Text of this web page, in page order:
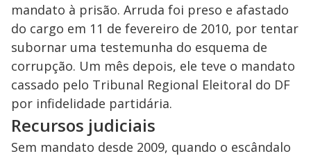
mandato à prisão. Arruda foi preso e afastado
do cargo em 11 de fevereiro de 2010, por tentar
subornar uma testemunha do esquema de
corrupção. Um mês depois, ele teve o mandato
cassado pelo Tribunal Regional Eleitoral do DF
por infidelidade partidária.
Recursos judiciais
Sem mandato desde 2009, quando o escândalo